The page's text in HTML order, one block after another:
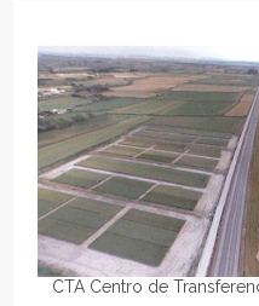
CTA Centro de